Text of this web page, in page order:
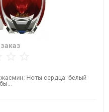
Ноты сердца: белый